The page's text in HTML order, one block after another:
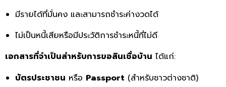
มีรายได้ที่มั่นคง และสามารถชำระค่างวดได้
ไม่เป็นหนี้เสียหรือมีประวัติการชำระหนี้ที่ไม่ดี
เอกสารที่จำเป็นสำหรับการขอสินเชื่อบ้าน ได้แก่:
บัตรประชาชน หรือ Passport (สำหรับชาวต่างชาติ)